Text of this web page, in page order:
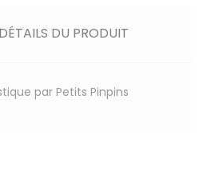
DÉTAILS DU PRODUIT
par Petits Pinpins